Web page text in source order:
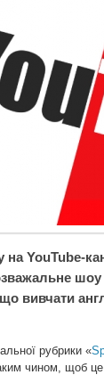
на YouTube-
вивчати
рубрики «
чином, щоб